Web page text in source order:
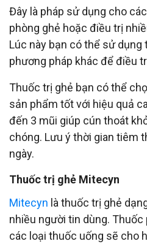
Đây là pháp sử dụng cho
phòng ghẻ hoặc điều trị
Lúc này bạn có thể sử dụng
phương pháp khác để điều
Thuốc trị ghẻ bạn có thể
sản phẩm tốt với hiệu quả
đến 3 mũi giúp cún thoát
chóng. Lưu ý thời gian tiêm
ngày.
Thuốc trị ghẻ Mitecyn
Mitecyn là thuốc trị ghẻ
nhiều người tin dùng.
các loại thuốc uống sẽ cho